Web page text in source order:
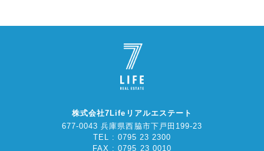
株式会社7Lifeリアルエステート
677-0043 兵庫県西脇市下戸田199-23
TEL : 0795 23 2300
FAX : 0795 23 0010